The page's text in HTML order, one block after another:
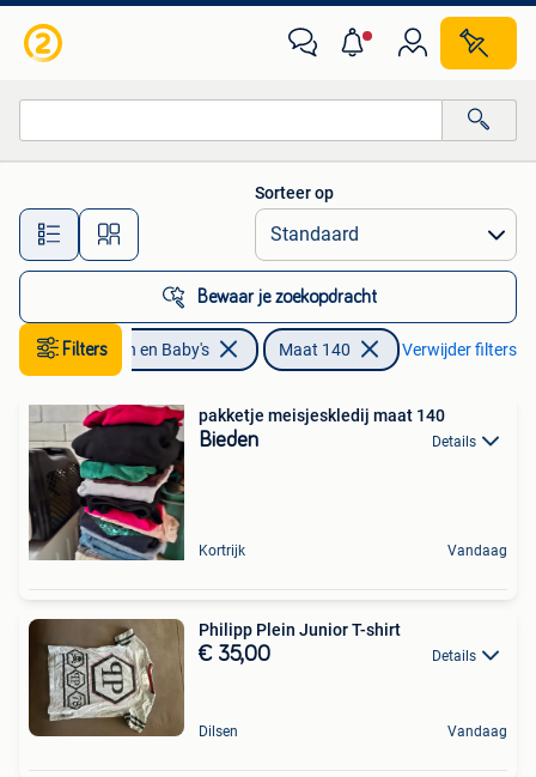
Alle afstanden…
Sorteer op
Bewaar je zoekopdracht
Filters
Kinderen en Baby's Maat 140 Verwijder filters
pakketje meisjeskledij maat 140
Bieden Details
Kortrijk Vandaag
Philipp Plein Junior T-shirt
€ 35,00 Details
Dilsen Vandaag